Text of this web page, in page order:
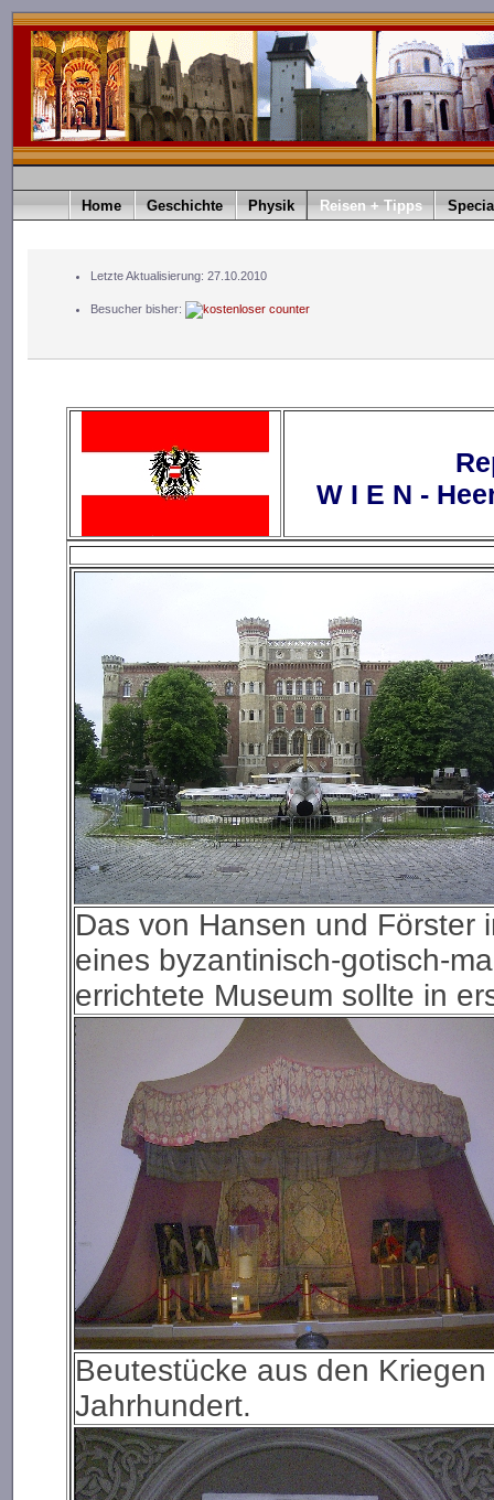
Home Geschichte Physik Reisen + Tipps
Letzte Aktualisierung: 27.10.2010
Besucher bisher:
W I E N -
Das von Hansen und Förster
eines byzantinisch-gotisch-
errichtete Museum sollte in
Beutestücke aus den
Jahrhundert.